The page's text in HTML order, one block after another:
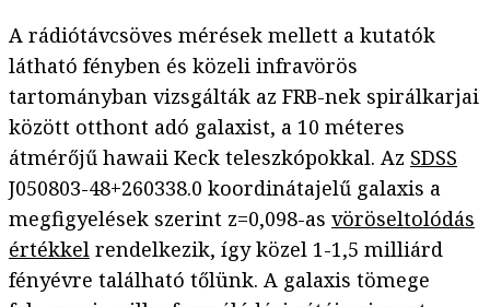
A rádiótávcsöves mérések mellett a kutatók
látható fényben és közeli infravörös
tartományban vizsgálták az FRB-nek spirálkarjai
között otthont adó galaxist, a 10 méteres
átmérőjű hawaii Keck teleszkópokkal. Az SDSS
J050803-48+260338.0 koordinátajelű galaxis a
megfigyelések szerint z=0,098-as vöröseltolódás
értékkel rendelkezik, így közel 1-1,5 milliárd
fényévre található tőlünk. A galaxis tömege